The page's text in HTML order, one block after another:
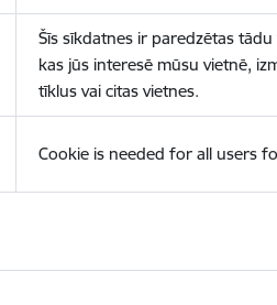
Šīs sīkdatnes ir paredzētas
kas jūs interesē mūsu vietnē,
tīklus vai citas vietnes.
Cookie is needed for all users